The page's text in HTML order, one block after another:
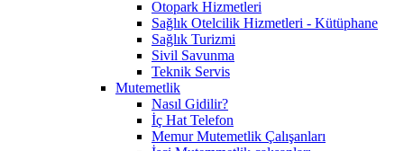
Otopark Hizmetleri
Sağlık Otelcilik Hizmetleri - Kütüphane
Sağlık Turizmi
Sivil Savunma
Teknik Servis
Mutemetlik
Nasıl Gidilir?
İç Hat Telefon
Memur Mutemetlik Çalışanları